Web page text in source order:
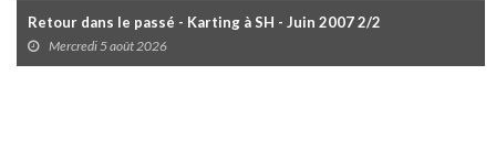
Retour dans le passé - Karting à SH - Juin 2007 2/2
Mercredi 5 août 2026